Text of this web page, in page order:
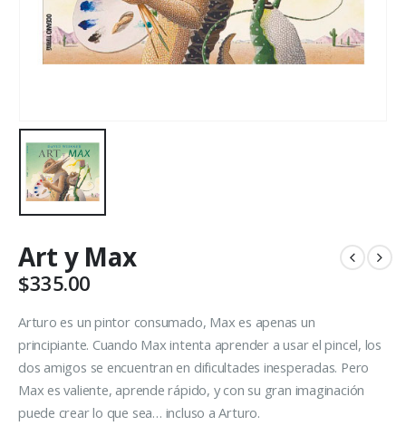
Art y Max
$335.00
Arturo es un pintor consumado, Max es apenas un
principiante. Cuando Max intenta aprender a usar el pincel, los
dos amigos se encuentran en dificultades inesperadas. Pero
Max es valiente, aprende rápido, y con su gran imaginación
puede crear lo que sea… incluso a Arturo.